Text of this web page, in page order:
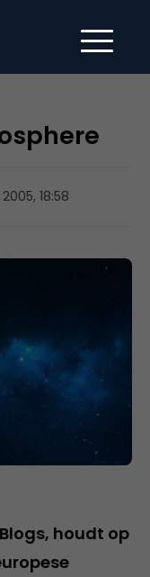
18:58
houdt op